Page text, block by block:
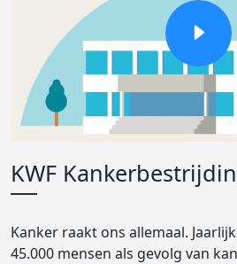
KWF
Kanker raakt ons allemaal.
45.000 mensen als gevolg van